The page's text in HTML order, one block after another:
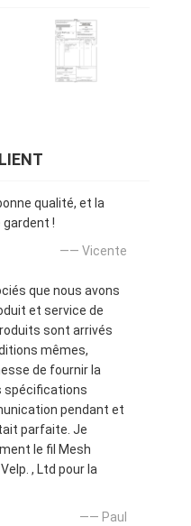
qualité, et la
gardent !
—— Vicente
que nous avons
et service de
sont arrivés
mêmes,
de fournir la
spécifications
pendant et
parfaite. Je
le fil Mesh
, Ltd pour la
—— Paul